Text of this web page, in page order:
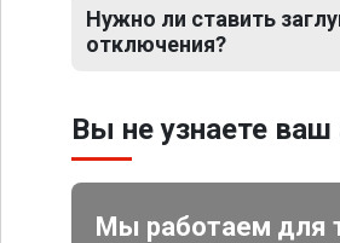
Нужно ли ставить
отключения?
Вы не узнаете
Мы работаем для